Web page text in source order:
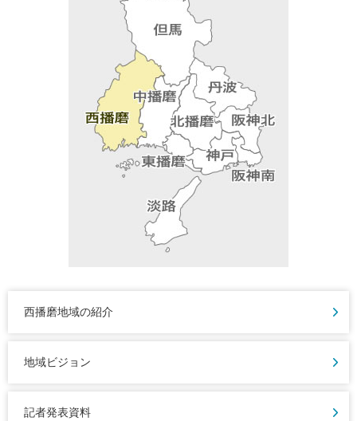
西播磨地域の紹介
地域ビジョン
記者発表資料